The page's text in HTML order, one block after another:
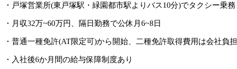
・戸塚営業所(東戸塚駅・緑園都市駅よりバス10分)でタクシー乗務
・月収32万~60万円、隔日勤務で公休月6~8日
・普通一種免許(AT限定可)から開始、二種免許取得費用は会社負担
・入社後6か月間の給与保障制度あり